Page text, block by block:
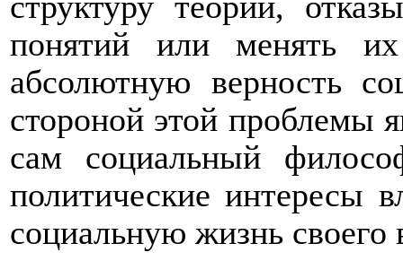
понятий или менять
абсолютную верность
стороной этой проблемы
сам социальный
политические интересы
социальную жизнь своего